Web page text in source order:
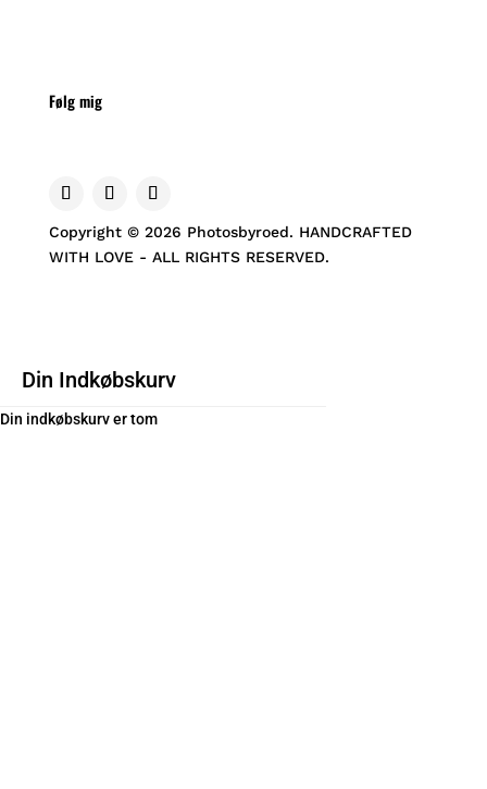
Følg mig
Copyright © 2026 Photosbyroed. HANDCRAFTED
WITH LOVE - ALL RIGHTS RESERVED.
Din Indkøbskurv
Din indkøbskurv er tom